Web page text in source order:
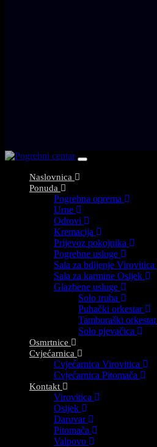
Toggle
Naslovnica
Ponuda
Pogrebna oprema
Urne
Odrovi
Kremacija
Prijevoz pokojnika
Pogrebne usluge
Sala za bdijenje Virovitica
Sala za karmine Osijek
Glazbene usluge
Solo truba
Puhački orkestar
Tamburaški orkestar
Solo pjevačica
Osmrtnice
Cvjećarnica
Cvjećarnica Virovitica
Cvjećarnica Pitomača
Kontakt
Virovitica
Osijek
Daruvar
Pitomača
Valpovo